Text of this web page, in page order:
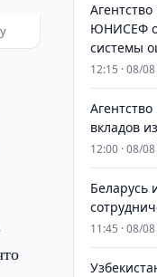
ЮНИСЕФ
системы
12:15 · 08/08
вкладов
12:00 · 08/08
Беларусь
11:45 · 08/08